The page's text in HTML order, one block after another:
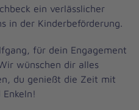
ein verlässlicher
in der Kinderbeförderung.
für dein Engagement
wünschen dir alles
du genießt die Zeit mit